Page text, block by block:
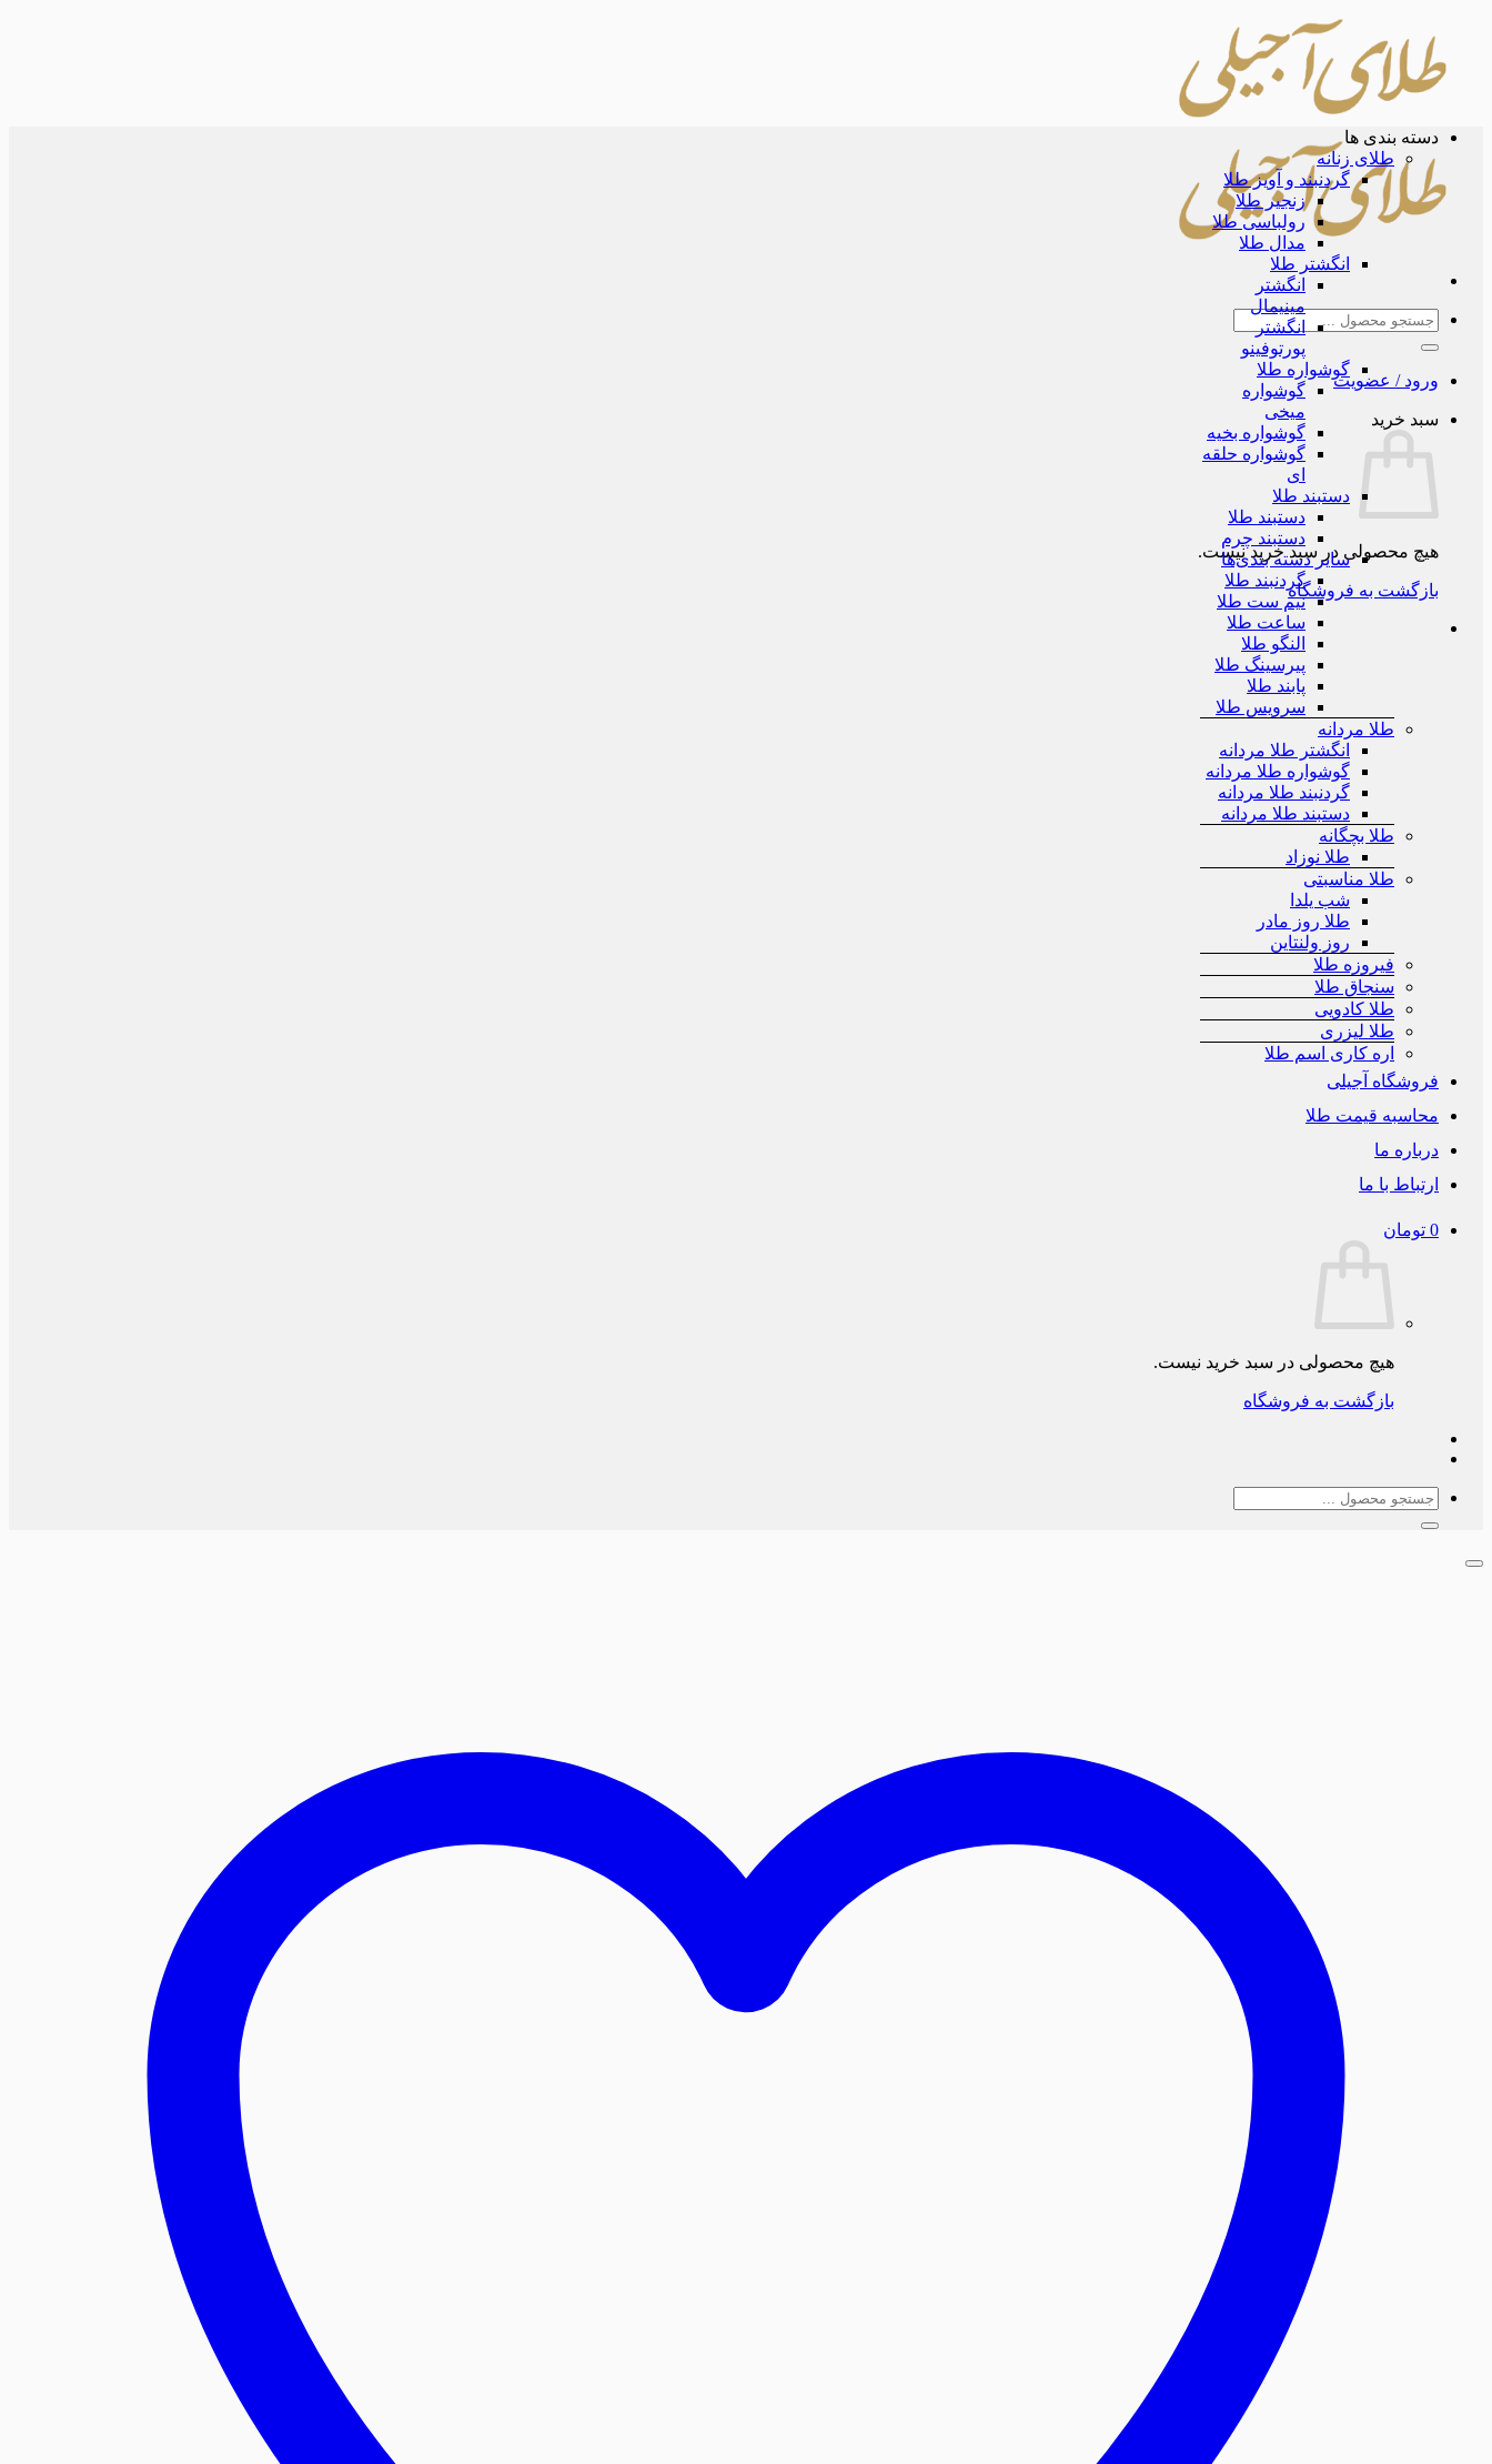
جستجو
ورود / عضویت
سبد خرید
هیچ محصولی در سبد خرید نیست.
بازگشت به فروشگاه
دسته بندی ها
طلای زنانه
گردنبند و آویز طلا
زنجیر طلا
رولباسی طلا
مدال طلا
انگشتر طلا
انگشتر
مینیمال
انگشتر
پورتوفینو
گوشواره طلا
گوشواره
میخی
گوشواره بخیه
گوشواره حلقه
ای
دستبند طلا
دستبند طلا
دستبند چرم
سایر دسته بندی‌ها
گردنبند طلا
نیم ست طلا
ساعت طلا
النگو طلا
پیرسینگ طلا
پابند طلا
سرویس طلا
طلا مردانه
انگشتر طلا مردانه
گوشواره طلا مردانه
گردنبند طلا مردانه
دستبند طلا مردانه
طلا بچگانه
طلا نوزاد
طلا مناسبتی
شب یلدا
طلا روز مادر
روز ولنتاین
فیروزه طلا
سنجاق طلا
طلا کادویی
طلا لیزری
اره کاری اسم طلا
فروشگاه آجیلی
محاسبه قیمت طلا
درباره ما
ارتباط با ما
0 تومان
هیچ محصولی در سبد خرید نیست.
بازگشت به فروشگاه
جستجو